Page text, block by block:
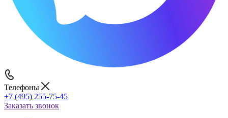
Телефоны
+7 (495) 255-75-45
Заказать звонок